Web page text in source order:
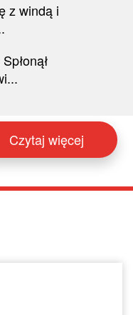
z windą i
Czytaj więcej